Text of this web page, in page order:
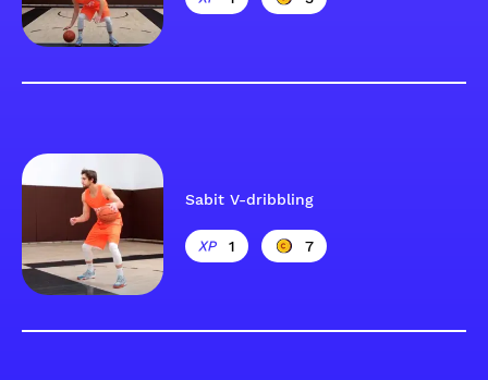
Sabit V-dribbling
1 7